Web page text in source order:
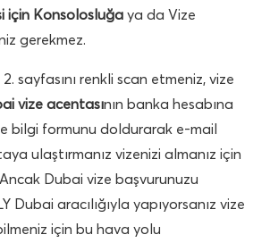
için Konsolosluğa ya da Vize
gerekmez.
sayfasını renkli scan etmeniz, vize
vize acentasının banka hesabına
bilgi formunu doldurarak e-mail
ulaştırmanız vizenizi almanız için
Dubai vize başvurunuzu
Dubai aracılığıyla yapıyorsanız vize
için bu hava yolu